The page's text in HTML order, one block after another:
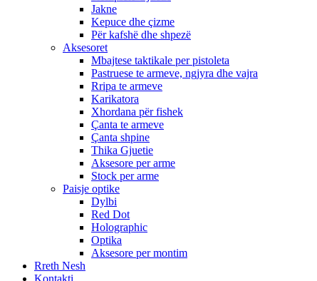
Jakne
Kepuce dhe çizme
Për kafshë dhe shpezë
Aksesoret
Mbajtese taktikale per pistoleta
Pastruese te armeve, ngjyra dhe vajra
Rripa te armeve
Karikatora
Xhordana për fishek
Çanta te armeve
Çanta shpine
Thika Gjuetie
Aksesore per arme
Stock per arme
Paisje optike
Dylbi
Red Dot
Holographic
Optika
Aksesore per montim
Rreth Nesh
Kontakti